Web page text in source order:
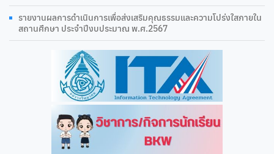
รายงานผลการดําเนินการเพื่อส่งเสริมคุณธรรมและความโปร่งใสภายใน
สถานศึกษา ประจำปีงบประมาณ พ.ศ.2567